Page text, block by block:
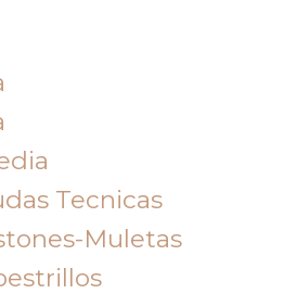
Tecnicas
Muletas